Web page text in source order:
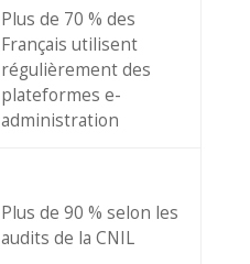
Plus de 70 % des
Français utilisent
régulièrement des
plateformes e-
administration
Plus de 90 % selon les
audits de la CNIL